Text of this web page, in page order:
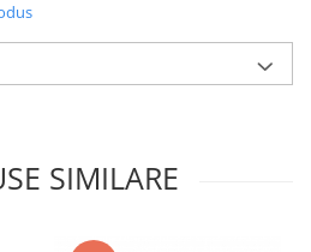
SIMILARE